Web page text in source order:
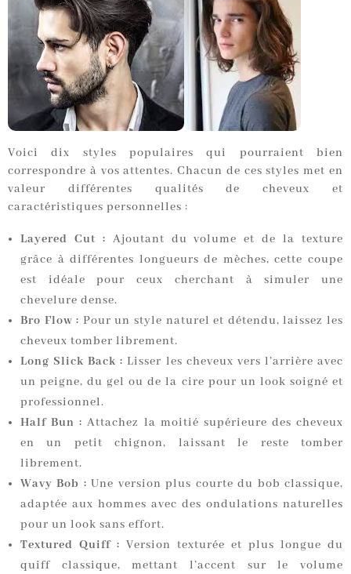
Voici dix styles populaires qui pourraient bien
correspondre à vos attentes. Chacun de ces styles met en
valeur différentes qualités de cheveux et
caractéristiques personnelles :
Layered Cut : Ajoutant du volume et de la texture
grâce à différentes longueurs de mèches, cette coupe
est idéale pour ceux cherchant à simuler une
chevelure dense.
Bro Flow : Pour un style naturel et détendu, laissez les
cheveux tomber librement.
Long Slick Back : Lisser les cheveux vers l’arrière avec
un peigne, du gel ou de la cire pour un look soigné et
professionnel.
Half Bun : Attachez la moitié supérieure des cheveux
en un petit chignon, laissant le reste tomber
librement.
Wavy Bob : Une version plus courte du bob classique,
adaptée aux hommes avec des ondulations naturelles
pour un look sans effort.
Textured Quiff : Version texturée et plus longue du
quiff classique, mettant l’accent sur le volume